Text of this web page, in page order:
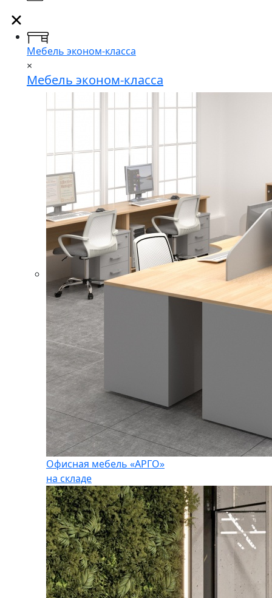
Мебель эконом-класса
×
Мебель эконом-класса
Офисная мебель «АРГО»
на складе